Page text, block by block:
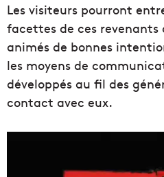
Les visiteurs pourront
facettes de ces revenants
animés de bonnes
les moyens de
développés au fil des
contact avec eux.